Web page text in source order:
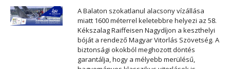
A Balaton szokatlanul alacsony vízállása
miatt 1600 méterrel keletebbre helyezi az 58.
Kékszalag Raiffeisen Nagydíjon a keszthelyi
bóját a rendező Magyar Vitorlás Szövetség. A
biztonsági okokból meghozott döntés
garantálja, hogy a mélyebb merülésű,